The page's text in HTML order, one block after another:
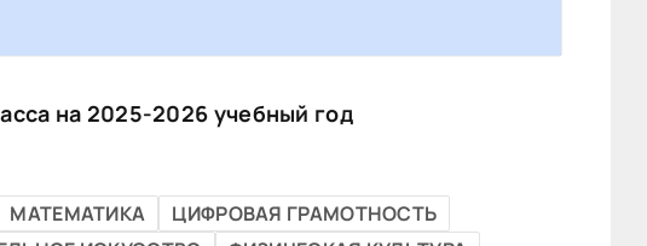
на 2025-2026 учебный год
МАТЕМАТИКА
ЦИФРОВАЯ ГРАМОТНОСТЬ